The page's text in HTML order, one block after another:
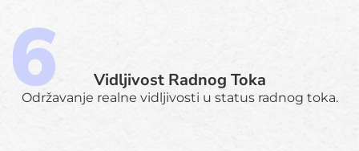
Vidljivost Radnog Toka
Održavanje realne vidljivosti u status radnog toka.